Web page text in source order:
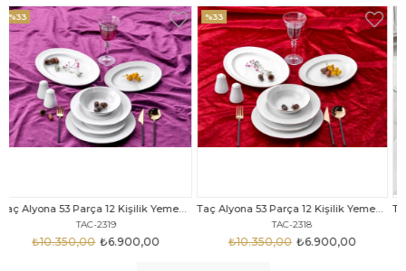
TAC-2318
₺6.900,00
₺10.350,00
%33
Taç Eliza Alyona 53 Parça 12 Kişilik Yemek Takımı Platin
TAC-2316
₺9.499,00
₺12.669,00
%25